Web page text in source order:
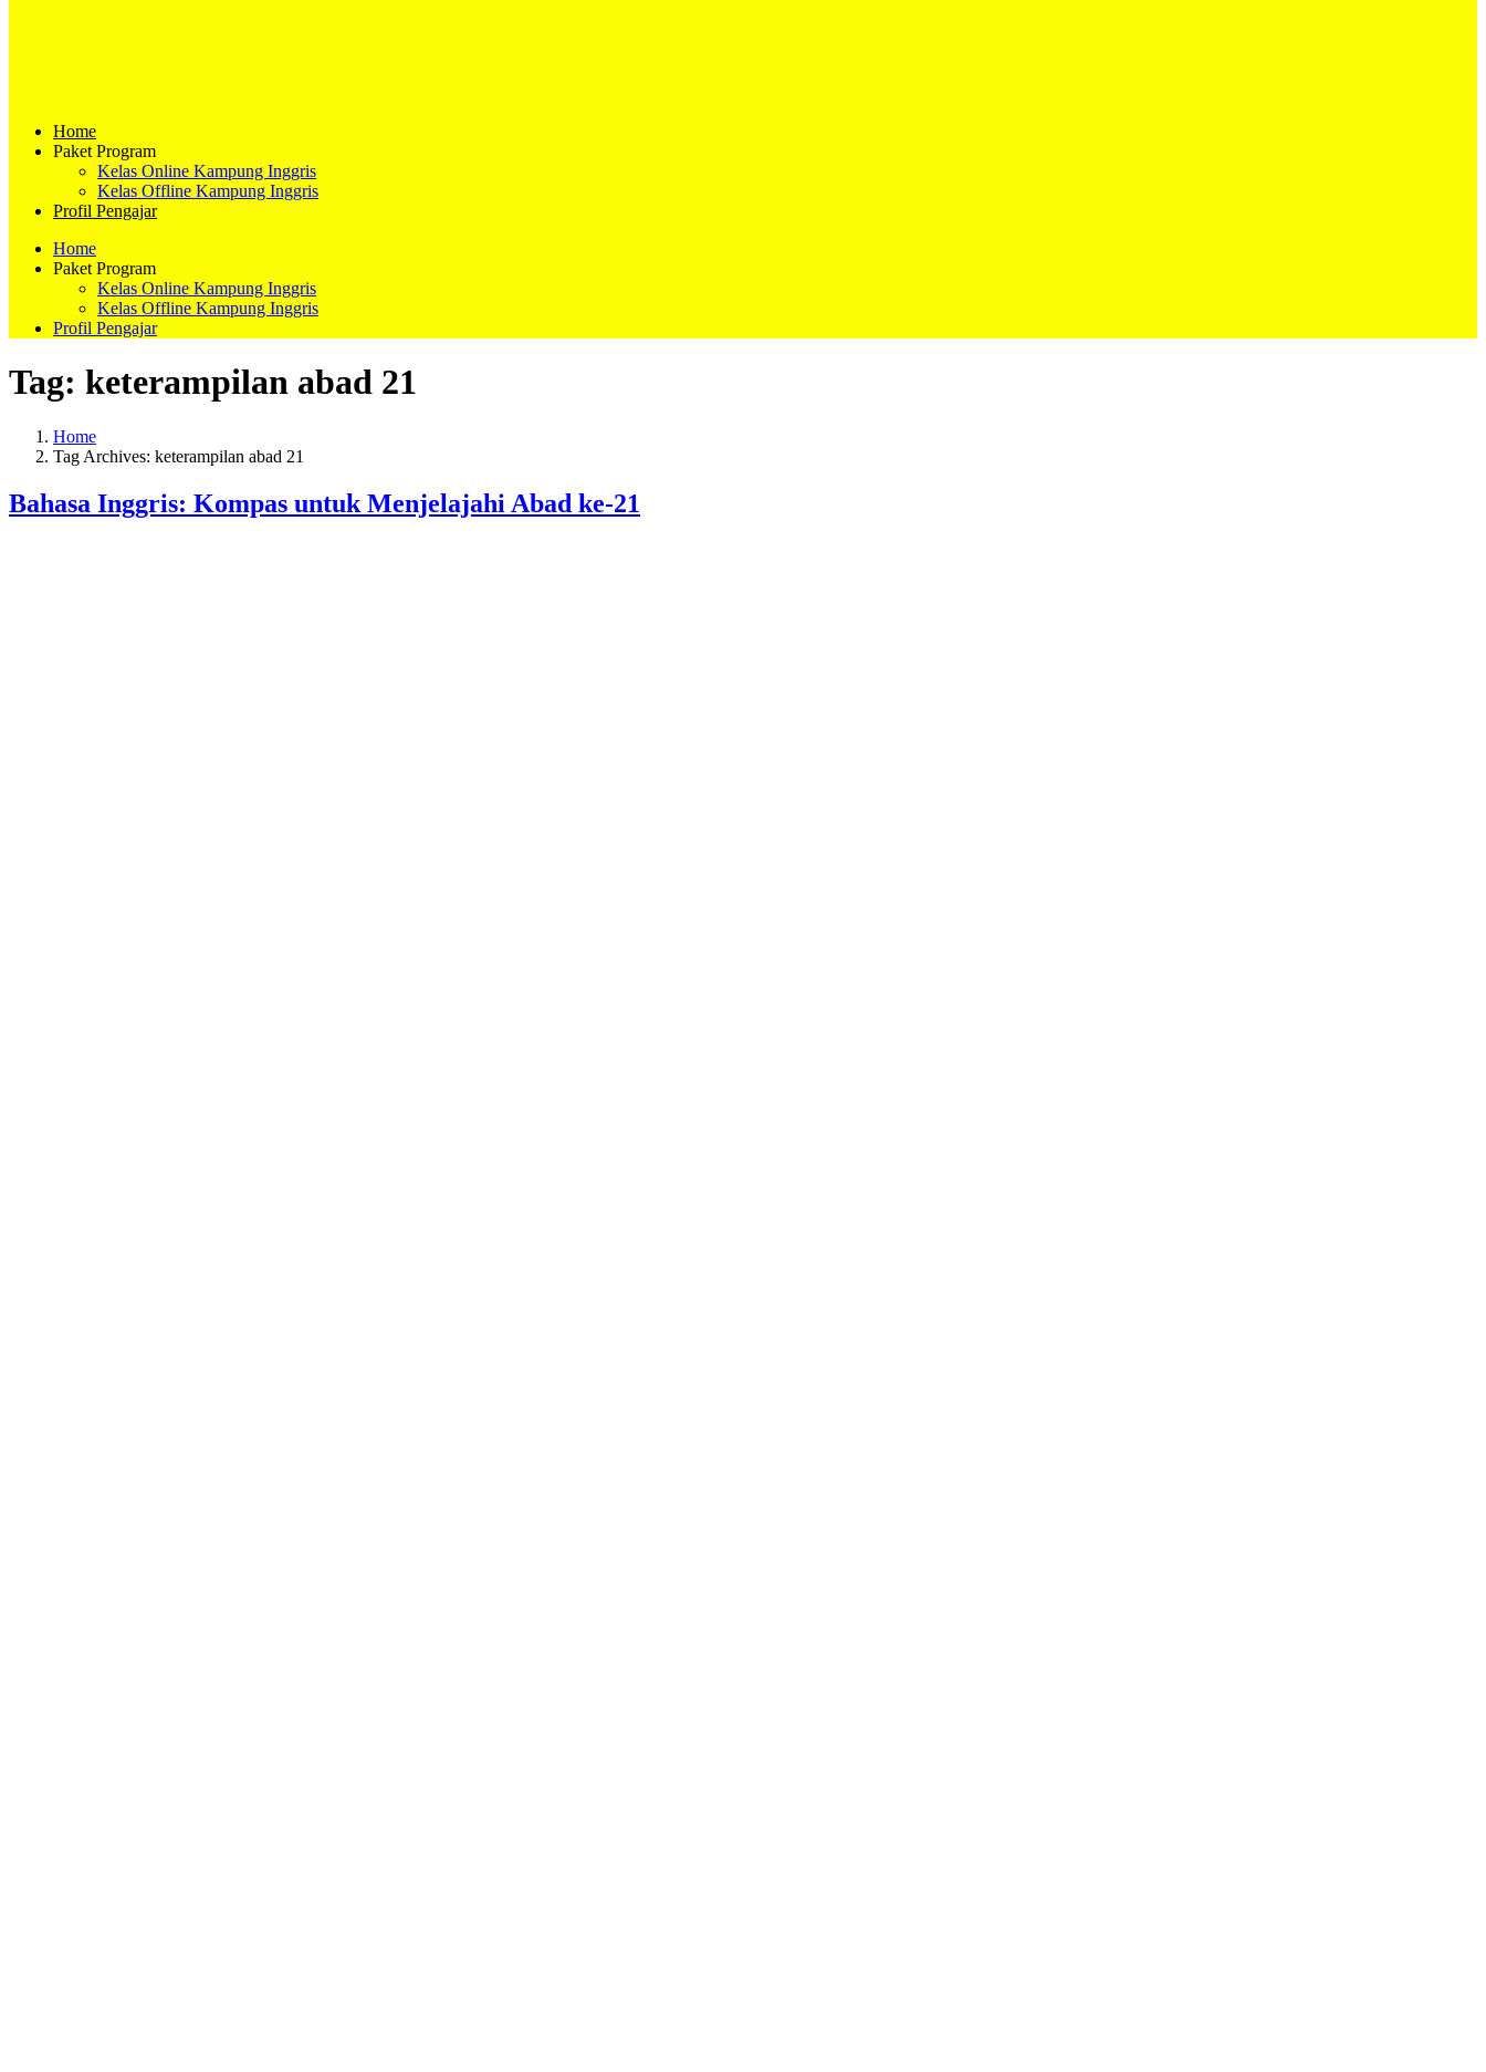
Home
Paket Program
Kelas Online Kampung Inggris
Kelas Offline Kampung Inggris
Profil Pengajar
Home
Paket Program
Kelas Online Kampung Inggris
Kelas Offline Kampung Inggris
Profil Pengajar
Tag: keterampilan abad 21
Home
Tag Archives: keterampilan abad 21
Bahasa Inggris: Kompas untuk Menjelajahi Abad ke-21